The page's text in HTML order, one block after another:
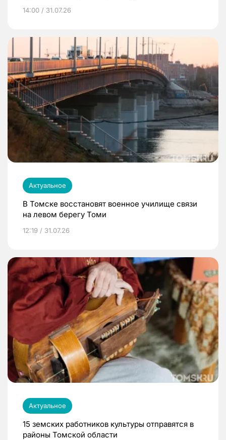
14:00 / 31.07.26
Актуальное
В Томске восстановят военное училище связи
на левом берегу Томи
12:19 / 31.07.26
Актуальное
15 земских работников культуры отправятся в
районы Томской области